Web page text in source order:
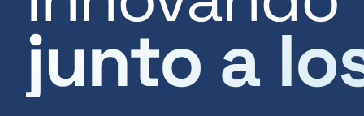
junto a